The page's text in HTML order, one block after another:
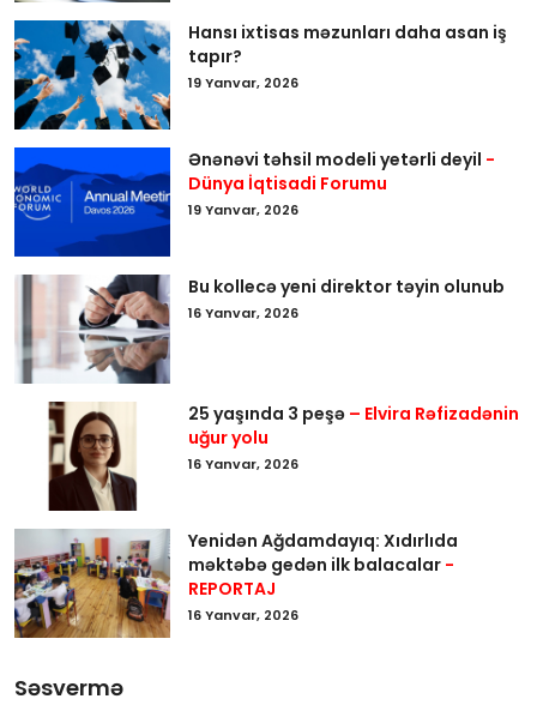
Hansı ixtisas məzunları daha asan iş
tapır?
19 Yanvar, 2026
Ənənəvi təhsil modeli yetərli deyil -
Dünya İqtisadi Forumu
19 Yanvar, 2026
Bu kollecə yeni direktor təyin olunub
16 Yanvar, 2026
25 yaşında 3 peşə – Elvira Rəfizadənin
uğur yolu
16 Yanvar, 2026
Yenidən Ağdamdayıq: Xıdırlıda
məktəbə gedən ilk balacalar -
REPORTAJ
16 Yanvar, 2026
Səsvermə